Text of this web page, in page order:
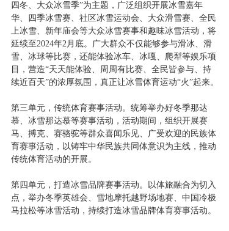
四冬、大众冰雪季”为主题，广泛组织开展冰雪嘉年
华、四季冰雪赛、社区冰雪运动会、大众滑雪赛、全民
上冰雪、新年庙会等大众冰雪赛事和趣味冰雪活动，将
延续至2024年2月底。广大群众不仅能够参与滑冰、滑
雪、冰球等比赛，还能体验冰车、冰嘎、爬犁等娱乐项
目，营造“天天能体验、周周有比赛、全民皆参与、持
续近百天”的浓厚氛围，真正让冰雪体育运动“火”起来。
第三单元，传统体育赛事活动。统筹举办好冬季那达
慕、冰雪那达慕等赛事活动，活动期间，组织开展赛
马、搏克、赛骆驼等群众喜闻乐见、广受欢迎的民族体
育赛事活动，以铸牢中华民族共同体意识为主线，推动
传统体育活动的开展。
第四单元，打造冰雪品牌赛事活动。以体旅融合为切入
点，举办冬季英雄会、雪地摩托越野场地赛、中国冷极
马拉松等冰雪活动，持续打造冰雪品牌体育赛事活动。